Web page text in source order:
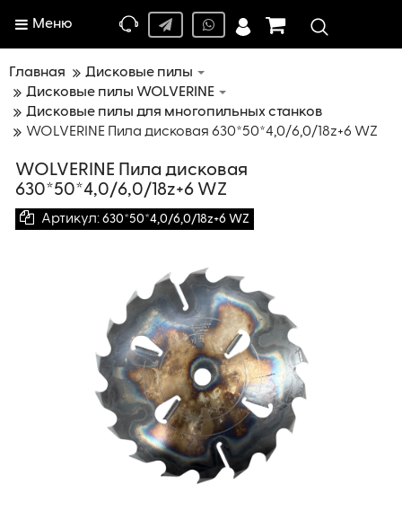
Меню
Главная
Дисковые пилы
Дисковые пилы WOLVERINE
Дисковые пилы для многопильных станков
WOLVERINE Пила дисковая 630*50*4,0/6,0/18z+6 WZ
WOLVERINE Пила дисковая
630*50*4,0/6,0/18z+6 WZ
Артикул: 630*50*4,0/6,0/18z+6 WZ